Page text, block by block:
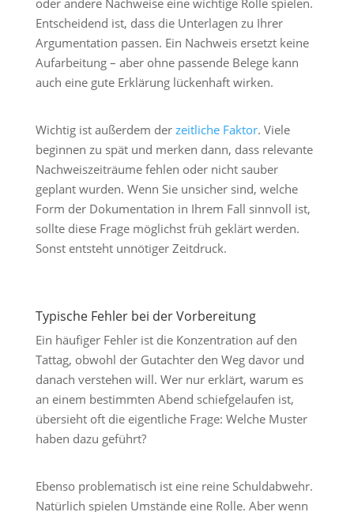
Entscheidend ist, dass die Unterlagen zu Ihrer
Argumentation passen. Ein Nachweis ersetzt keine
Aufarbeitung – aber ohne passende Belege kann
auch eine gute Erklärung lückenhaft wirken.
Wichtig ist außerdem der zeitliche Faktor. Viele
beginnen zu spät und merken dann, dass relevante
Nachweiszeiträume fehlen oder nicht sauber
geplant wurden. Wenn Sie unsicher sind, welche
Form der Dokumentation in Ihrem Fall sinnvoll ist,
sollte diese Frage möglichst früh geklärt werden.
Sonst entsteht unnötiger Zeitdruck.
Typische Fehler bei der Vorbereitung
Ein häufiger Fehler ist die Konzentration auf den
Tattag, obwohl der Gutachter den Weg davor und
danach verstehen will. Wer nur erklärt, warum es
an einem bestimmten Abend schiefgelaufen ist,
übersieht oft die eigentliche Frage: Welche Muster
haben dazu geführt?
Ebenso problematisch ist eine reine Schuldabwehr.
Natürlich spielen Umstände eine Rolle. Aber wenn